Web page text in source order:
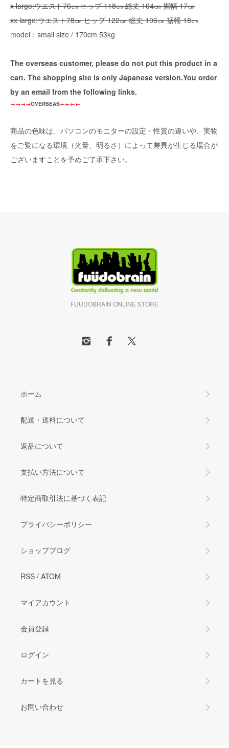
x large:ウエスト76㎝ ヒップ 118㎝ 総丈 104㎝ 裾幅 17㎝
xx large:ウエスト78㎝ ヒップ 122㎝ 総丈 106㎝ 裾幅 18㎝
model：small size / 170cm 53kg
The overseas customer, please do not put this product in a
cart. The shopping site is only Japanese version.You order
by an email from the following links.
→→→→OVERSEAS←←←←
商品の色味は、パソコンのモニターの設定・性質の違いや、実物
をご覧になる環境（光量、明るさ）によって差異が生じる場合が
ございますことを予めご了承下さい。
FUUDOBRAIN ONLINE STORE
ホーム
配送・送料について
返品について
支払い方法について
特定商取引法に基づく表記
プライバシーポリシー
ショップブログ
RSS / ATOM
マイアカウント
会員登録
ログイン
カートを見る
お問い合わせ